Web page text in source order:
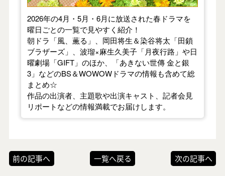
2026年の4月・5月・6月に放送された春ドラマを
曜日ごとの一覧で見やすく紹介！
朝ドラ「風、薫る」、岡田将生＆染谷将太「田鎖
ブラザーズ」、波瑠×麻生久美子「月夜行路」や日
曜劇場「GIFT」のほか、「あきない世傳 金と銀
3」などのBS＆WOWOWドラマの情報も含めて総
まとめ☆
作品の出演者、主題歌や出演キャスト、記者会見
リポートなどの情報満載でお届けします。
前の記事へ 一覧へ戻る 次の記事へ